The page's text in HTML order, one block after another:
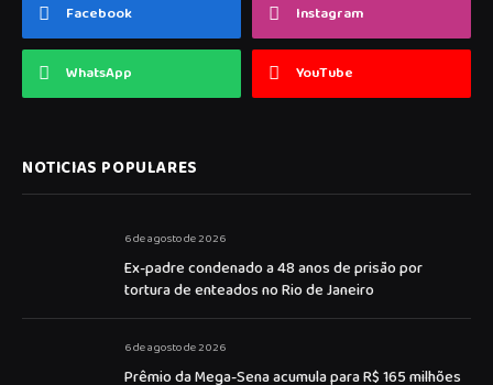
Facebook Instagram
WhatsApp YouTube
NOTICIAS POPULARES
6 de agosto de 2026
Ex-padre condenado a 48 anos de prisão por
tortura de enteados no Rio de Janeiro
6 de agosto de 2026
Prêmio da Mega-Sena acumula para R$ 165 milhões